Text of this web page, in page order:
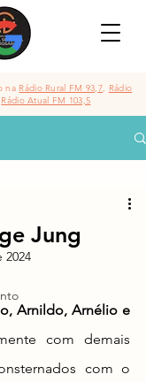
na Rádio Rural FM 93,7, Rádio
Rádio Atual FM 103,5
Jung
2024
Arnildo, Arnélio e
com demais
com o